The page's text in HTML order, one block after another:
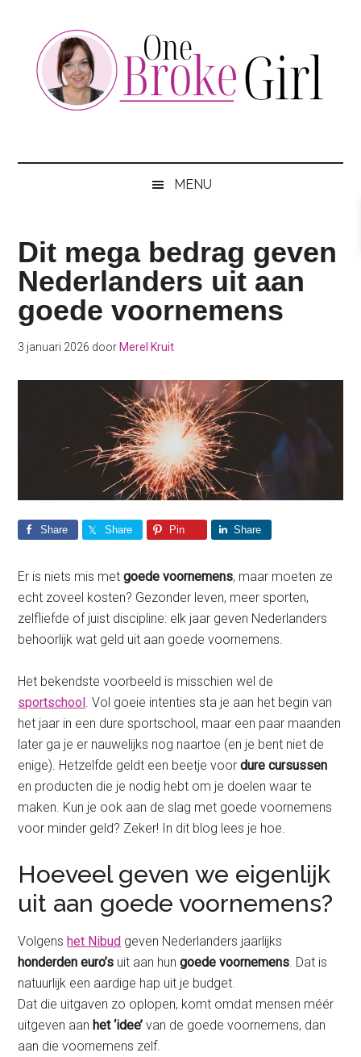
content
secondary
MENU
Dit mega bedrag geven
Nederlanders uit aan
goede voornemens
3 januari 2026 door Merel Kruit
Share Share Pin Share
Er is niets mis metgoede voornemens, maar moeten ze
echt zoveel kosten? Gezonder leven, meer sporten,
zelfliefde of juist discipline: elk jaar geven Nederlanders
behoorlijk wat geld uit aan goede voornemens.
Het bekendste voorbeeld is misschien wel de
sportschool. Vol goeie intenties sta je aan het begin van
het jaar in een dure sportschool, maar een paar maanden
later ga je er nauwelijks nog naartoe (en je bent niet de
enige). Hetzelfde geldt een beetje voordure cursussen
en producten die je nodig hebt om je doelen waar te
maken. Kun je ook aan de slag met goede voornemens
voor minder geld? Zeker! In dit blog lees je hoe.
Hoeveel geven we eigenlijk
uit aan goede voornemens?
Volgenshet Nibud geven Nederlanders jaarlijks
honderden euro’s uit aan hungoede voornemens. Dat is
natuurlijk een aardige hap uit je budget.
Dat die uitgaven zo oplopen, komt omdat mensen méér
uitgeven aanhet ‘idee’ van de goede voornemens, dan
aan die voornemens zelf.